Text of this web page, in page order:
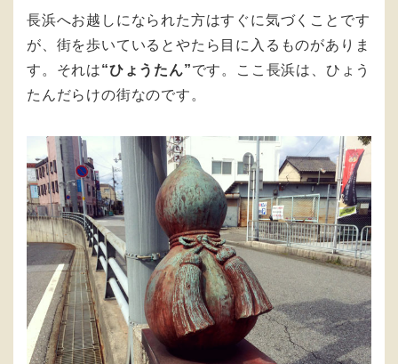
長浜へお越しになられた方はすぐに気づくことです
が、街を歩いているとやたら目に入るものがありま
す。それは“ひょうたん”です。ここ長浜は、ひょう
たんだらけの街なのです。